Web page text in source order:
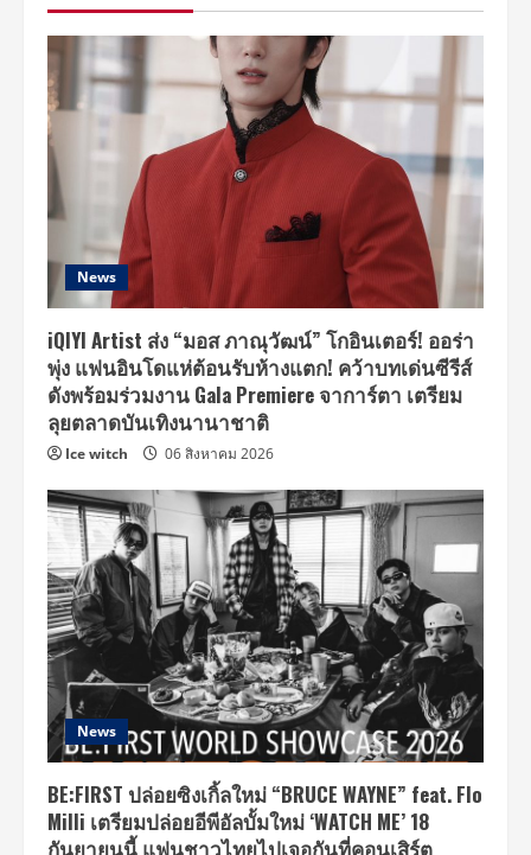
News
iQIYI Artist ส่ง “มอส ภาณุวัฒน์” โกอินเตอร์! ออร่า
พุ่ง แฟนอินโดแห่ต้อนรับห้างแตก! คว้าบทเด่นซีรีส์
ดังพร้อมร่วมงาน Gala Premiere จาการ์ตา เตรียม
ลุยตลาดบันเทิงนานาชาติ
Ice witch 06 สิงหาคม 2026
News
BE:FIRST ปล่อยซิงเกิ้ลใหม่ “BRUCE WAYNE” feat. Flo
Milli เตรียมปล่อยอีพีอัลบั้มใหม่ ‘WATCH ME’ 18
กันยายนนี้ แฟนชาวไทยไปเจอกันที่คอนเสิร์ต